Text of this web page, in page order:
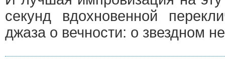
секунд вдохновенной
джаза о вечности: о звездном